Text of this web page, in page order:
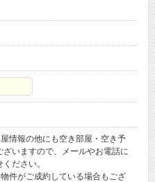
情報の他にも空き部屋・空き予
ざいますので、メールやお電話に
ださい。
件がご成約している場合もござ